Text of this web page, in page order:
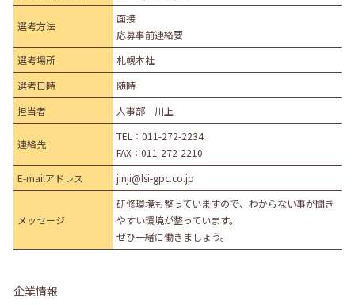
選考方法
面接
応募事前連絡要
選考場所
札幌本社
選考日時
随時
担当者
人事部 川上
連絡先
TEL： 011-272-2234
FAX：011-272-2210
E-mailアドレス
jinji@lsi-gpc.co.jp
メッセージ
研修環境も整っていますので、わからない事が聞き
やすい環境が整っています。
ぜひ一緒に働きましょう。
企業情報